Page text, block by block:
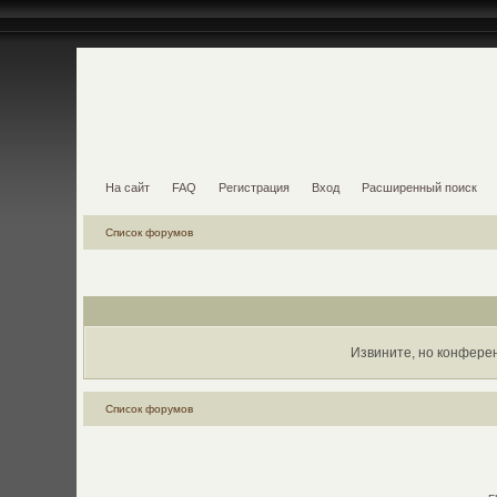
На сайт FAQ Регистрация Вход Расширенный поиск
Список форумов
Извините, но
Список форумов